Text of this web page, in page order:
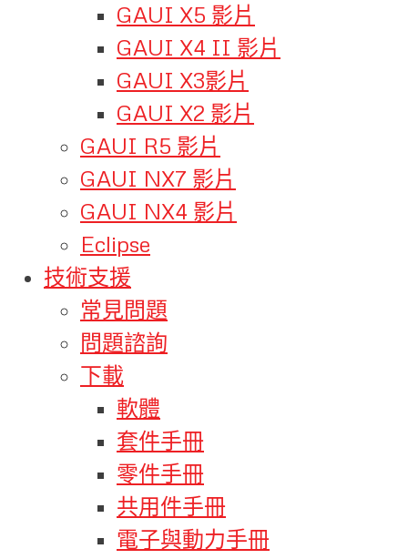
GAUI X5 影片
GAUI X4 II 影片
GAUI X3影片
GAUI X2 影片
GAUI R5 影片
GAUI NX7 影片
GAUI NX4 影片
Eclipse
技術支援
常見問題
問題諮詢
下載
軟體
套件手冊
零件手冊
共用件手冊
電子與動力手冊